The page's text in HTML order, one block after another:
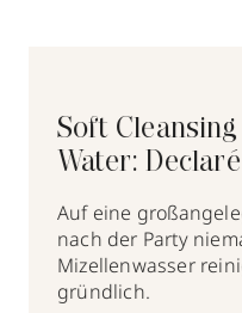
Soft
Water: Declaré
Auf eine
nach der Party
Mizellenwasser
gründlich.